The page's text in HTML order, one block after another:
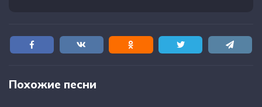
Похожие песни